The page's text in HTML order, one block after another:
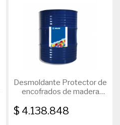
Desmoldante Protector de
encofrados de madera
$ 4.138.848